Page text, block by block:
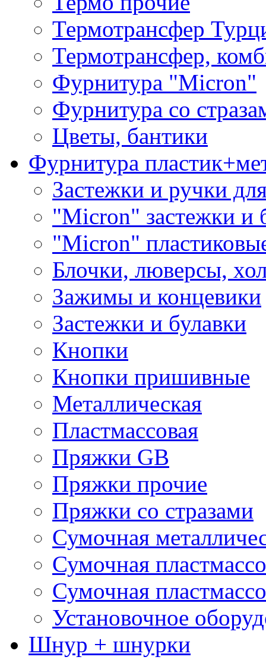
Термотрансфер
Термотрансфер,
Фурнитура "Micron"
Фурнитура со
Цветы, бантики
Фурнитура
Застежки и ручки
"Micron" застежки и
"Micron"
Блочки, люверсы,
Зажимы и концевики
Застежки и булавки
Кнопки
Кнопки пришивные
Металлическая
Пластмассовая
Пряжки GB
Пряжки прочие
Пряжки со стразами
Сумочная
Сумочная
Сумочная
Установочное
Шнур + шнурки